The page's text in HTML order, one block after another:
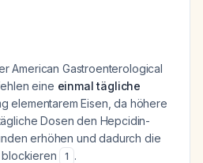
American Gastroenterological
eine einmal tägliche
elementarem Eisen, da höhere
Dosen den Hepcidin-
erhöhen und dadurch die
1 .